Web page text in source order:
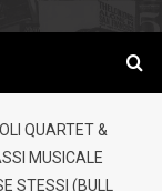
QUARTET &
MUSICALE
STESSI (BULL